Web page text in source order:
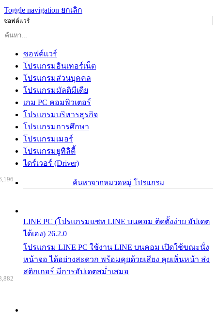
Toggle navigation ยกเลิก
ซอฟต์แวร์
ซอฟต์แวร์
โปรแกรมอินเทอร์เน็ต
โปรแกรมส่วนบุคคล
โปรแกรมมัลติมีเดีย
เกม PC คอมพิวเตอร์
โปรแกรมบริหารธุรกิจ
โปรแกรมการศึกษา
โปรแกรมเมอร์
โปรแกรมยูทิลิตี้
ไดร์เวอร์ (Driver)
ค้นหาจากหมวดหมู่ โปรแกรม
LINE PC (โปรแกรมแชท LINE บนคอม ติดตั้งง่าย อัปเดต
ได้เอง) 26.2.0
โปรแกรม LINE PC ใช้งาน LINE บนคอม เปิดใช้ขณะนั่ง
หน้าจอ ได้อย่างสะดวก พร้อมคุยด้วยเสียง คุยเห็นหน้า ส่ง
สติกเกอร์ มีการอัปเดตสม่ำเสมอ